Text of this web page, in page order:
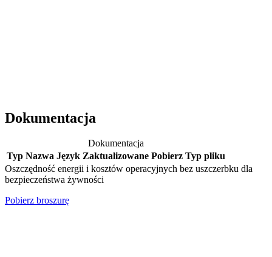
Dokumentacja
Dokumentacja
Typ Nazwa Język Zaktualizowane Pobierz Typ pliku
Oszczędność energii i kosztów operacyjnych bez uszczerbku dla
bezpieczeństwa żywności
Pobierz broszurę